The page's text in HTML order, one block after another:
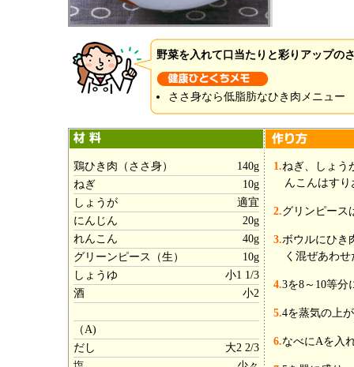
野菜を入れて口当たりと彩りアップの
ささ身なら低脂肪なひき肉メニュー
鶏ひき肉（ささ身）
140g
ねぎ
10g
しょうが
適宜
にんじん
20g
れんこん
40g
グリーンピース（生）
10g
しょうゆ
小1 1/3
酒
小2
（A)
だし
大2 2/3
1.ねぎ、しょう
んこんはすり
2.グリンピース
3.ボウルにひき
く混ぜあわ
4.3を8～10等分
5.4を蒸気の上
6.なべにAを入